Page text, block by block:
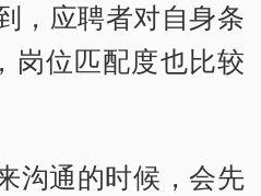
，应聘者对自身条
岗位匹配度也比较
沟通的时候，会先